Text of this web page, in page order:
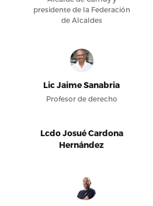
presidente de la Federación
de Alcaldes
Lic Jaime Sanabria
Profesor de derecho
Lcdo Josué Cardona
Hernández